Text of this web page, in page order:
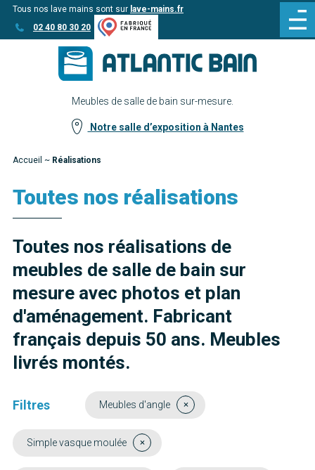
Aller
au
Aller au
contenu
Tous nos lave mains sont sur lave-mains.fr
02 40 80 30 20
Meubles de salle de bain sur-mesure.
Notre salle d’exposition à Nantes
Accueil ~ Réalisations
Toutes nos réalisations
Toutes nos réalisations de
meubles de salle de bain sur
mesure avec photos et plan
d'aménagement. Fabricant
français depuis 50 ans. Meubles
livrés montés.
Filtres Meubles d'angle
Simple vasque moulée